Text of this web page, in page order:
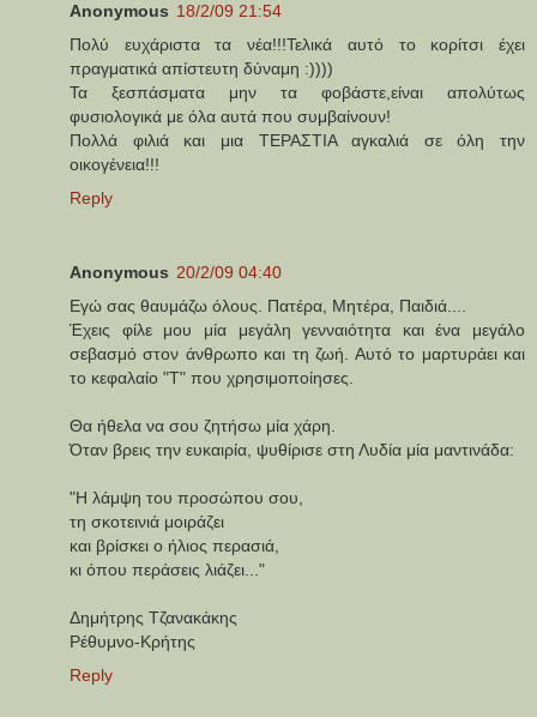
Anonymous 18/2/09 21:54
Πολύ ευχάριστα τα νέα!!!Τελικά αυτό το κορίτσι έχει
πραγματικά απίστευτη δύναμη :))))
Τα ξεσπάσματα μην τα φοβάστε,είναι απολύτως
φυσιολογικά με όλα αυτά που συμβαίνουν!
Πολλά φιλιά και μια ΤΕΡΑΣΤΙΑ αγκαλιά σε όλη την
οικογένεια!!!
Reply
Anonymous 20/2/09 04:40
Eγώ σας θαυμάζω όλους. Πατέρα, Μητέρα, Παιδιά....
Έχεις φίλε μου μία μεγάλη γενναιότητα και ένα μεγάλο
σεβασμό στον άνθρωπο και τη ζωή. Αυτό το μαρτυράει και
το κεφαλαίο "Τ" που χρησιμοποίησες.
Θα ήθελα να σου ζητήσω μία χάρη.
Όταν βρεις την ευκαιρία, ψυθίρισε στη Λυδία μία μαντινάδα:
"Η λάμψη του προσώπου σου,
τη σκοτεινιά μοιράζει
και βρίσκει ο ήλιος περασιά,
κι όπου περάσεις λιάζει..."
Δημήτρης Τζανακάκης
Ρέθυμνο-Κρήτης
Reply